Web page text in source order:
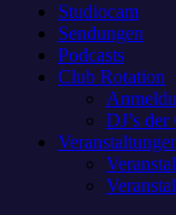
Studiocam
Sendungen
Podcasts
Club Rotation
DJ’s